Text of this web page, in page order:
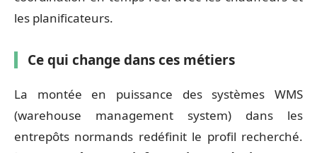
les planificateurs.
Ce qui change dans ces métiers
La montée en puissance des systèmes WMS
(warehouse management system) dans les
entrepôts normands redéfinit le profil recherché.